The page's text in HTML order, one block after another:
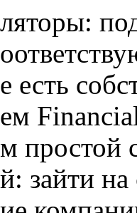
ляторы:
е есть
ем
м простой
й: зайти